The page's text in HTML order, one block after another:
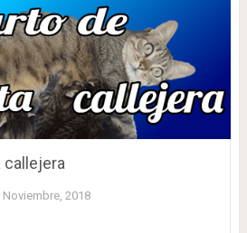
callejera
Noviembre, 2018